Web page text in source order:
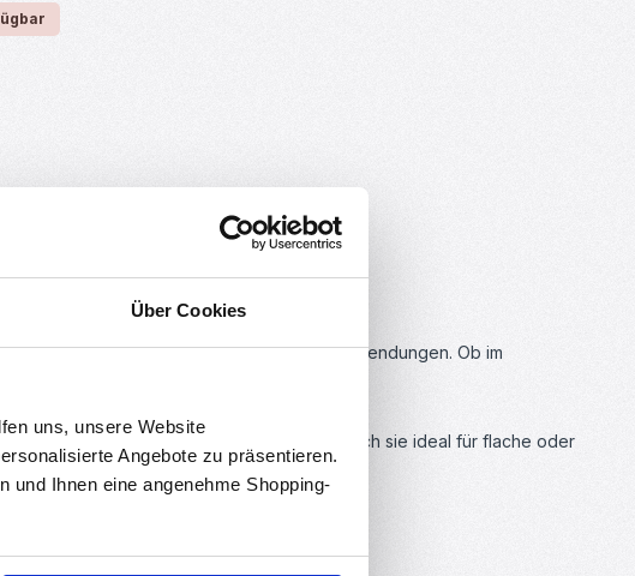
Über Cookies
uns, unsere Website
Angebote zu präsentieren.
Ihnen eine angenehme Shopping-
perfekt geeignet für präzise technische Anwendungen. Ob im
axial durch die Dicke
der Scheibe, wodurch sie ideal für flache oder